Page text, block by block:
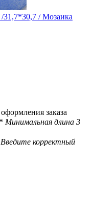
31,7*30,7 / Мозаика
заказа
Минимальная длина 3
Введите корректный